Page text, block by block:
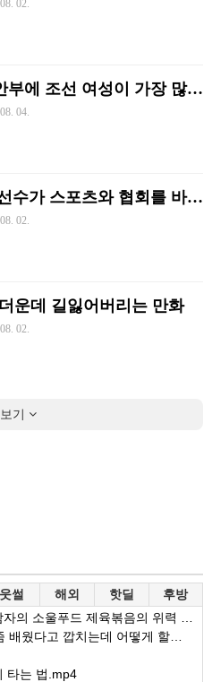
02.
일본군 위안부에 조선 여성이 가장 많았던 이유
04.
단 한명의 선수가 스포츠와 협회를 바꿔 버린 사례.jpg
02.
운데 길잃어버리는 만화
02.
기
웃썰 해외 핫딜 후방
소울푸드 제육볶음의 위력 ㅋㅋ
웠다고 깝치는데 어떻게 할까요?
타는 법.mp4